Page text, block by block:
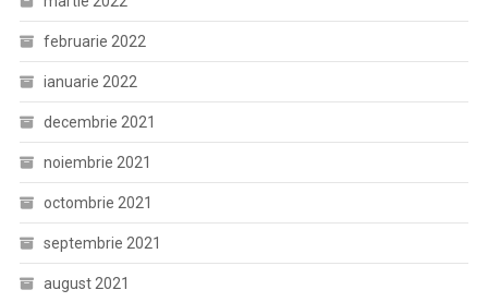
februarie 2022
ianuarie 2022
decembrie 2021
noiembrie 2021
octombrie 2021
septembrie 2021
august 2021